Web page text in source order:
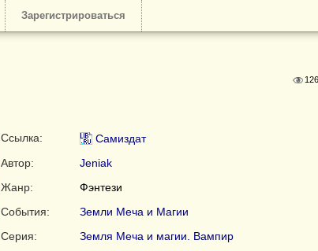
Зарегистрироваться
Ссылка:
Самиздат
Автор:
Jeniak
Жанр:
Фэнтези
События:
Земли Меча и Магии
Серия:
Земля Меча и магии. Вампир